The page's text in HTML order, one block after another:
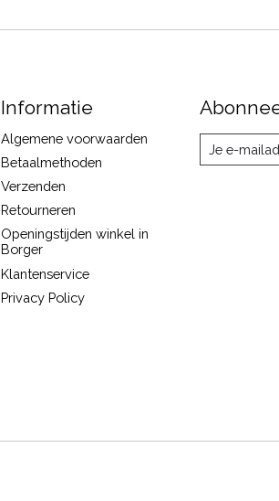
Informatie
Algemene voorwaarden
Betaalmethoden
Verzenden
Retourneren
Openingstijden winkel in
Borger
Klantenservice
Privacy Policy